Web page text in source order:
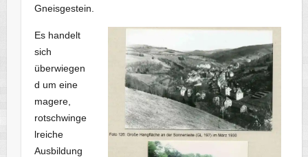
Gneisgestein.
Es handelt
sich
überwiegen
d um eine
magere,
rotschwinge
lreiche
Ausbildung